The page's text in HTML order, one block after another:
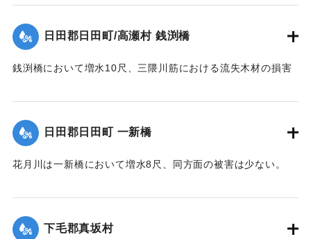
通が途絶、詳細を知ることができない。
【出典：大分新聞 大正12年6月22日 朝刊7面】
｜固有コード: 00275059
日田郡日田町/高瀬村 銭渕橋
銭渕橋において増水10尺、三隈川筋における流失木材の損害
｜固有コード:
日田郡日田町 一新橋
花月川は一新橋において増水8尺、同方面の被害は少ない。
｜固有コード:00275061
下毛郡真坂村